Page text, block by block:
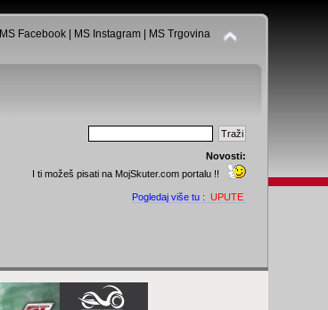
MS Facebook| MS Instagram| MS Trgovina
Novosti:
I ti možeš pisati na MojSkuter.com portalu !!
Pogledaj više tu : UPUTE